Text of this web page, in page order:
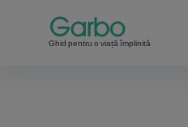
Ghid pentru o viață împlinită